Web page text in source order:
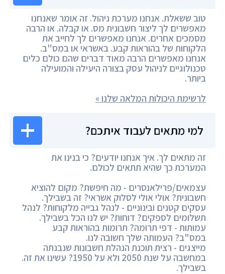
טוב ששאלת. אנחנו מערכת ניהול. זה אומר שאנחנו
מאפשרים לך ליצור חשבונית מס. או קבלה. או הרבה
מסמכים אחרים. אנחנו מאפשרים לך לחייב את
הלקוחות של בהוראות קבע. באשראי או במס"ב.
אנחנו מאפשרים הרבה מאוד דברים שהם כולם כלים
טכנולוגיים לניהול עסק בצורה היעילה והמועילה
ביותר.
לרשימת היכולות המלאה שלנו »
למי מתאים לעבוד איתכם?
זה מתאים לך. איך אנחנו יודעים? כי בנינו את
המערכת כך שהיא תתאים לכולם.
עצמאים/פרילאנסרים - מה חיפשת? מקום להוציא
חשבונית? אולי אולי לסלוק אשראי? זה בשבילך.
עסקים קטנים ובינוניים - לנהל גבייה מלקוחות? לנהל
תשלומים לספקים? דוחות? יש לנו הכל בשבילך.
עמותות - דפי תרומה? תרומות בהוראות קבע
במס"ב? העמותה שלך חשובה לנו.
מייצגים - רצית תוכנת הנהלת חשבונות שנבנתה
במחשבה על שנת 2050 ולא על 1950? עשינו את זה.
בשבילך.